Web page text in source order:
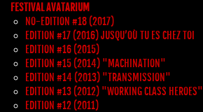
FESTIVAL AVATARIUM
NO-EDITION #18 (2017)
EDITION #17 (2016) JUSQU’OÙ TU ES CHEZ TOI
EDITION #16 (2015)
EDITION #15 (2014) "MACHINATION"
EDITION #14 (2013) "TRANSMISSION"
EDITION #13 (2012) "WORKING CLASS HEROES"
EDITION #12 (2011)